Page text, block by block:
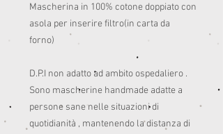
Mascherina in 100% cotone doppiato con
asola per inserire filtro(in carta da
forno)
D.P.I non adatto ad ambito ospedaliero .
Sono mascherine handmade adatte a
persone sane nelle situazioni di
quotidianità , mantenendo la distanza di